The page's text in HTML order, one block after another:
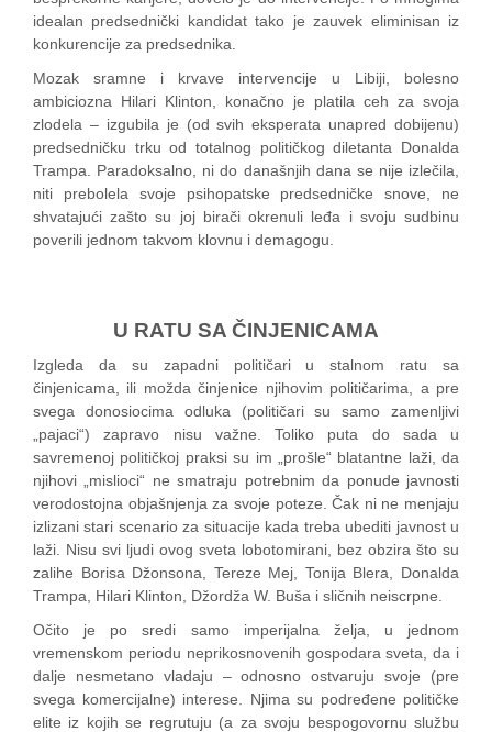
idealan predsednički kandidat tako je zauvek eliminisan iz
konkurencije za predsednika.
Mozak sramne i krvave intervencije u Libiji, bolesno
ambiciozna Hilari Klinton, konačno je platila ceh za svoja
zlodela – izgubila je (od svih eksperata unapred dobijenu)
predsedničku trku od totalnog političkog diletanta Donalda
Trampa. Paradoksalno, ni do današnjih dana se nije izlečila,
niti prebolela svoje psihopatske predsedničke snove, ne
shvatajući zašto su joj birači okrenuli leđa i svoju sudbinu
poverili jednom takvom klovnu i demagogu.
U RATU SA ČINJENICAMA
Izgleda da su zapadni političari u stalnom ratu sa
činjenicama, ili možda činjenice njihovim političarima, a pre
svega donosiocima odluka (političari su samo zamenljivi
„pajaci“) zapravo nisu važne. Toliko puta do sada u
savremenoj političkoj praksi su im „prošle“ blatantne laži, da
njihovi „mislioci“ ne smatraju potrebnim da ponude javnosti
verodostojna objašnjenja za svoje poteze. Čak ni ne menjaju
izlizani stari scenario za situacije kada treba ubediti javnost u
laži. Nisu svi ljudi ovog sveta lobotomirani, bez obzira što su
zalihe Borisa Džonsona, Tereze Mej, Tonija Blera, Donalda
Trampa, Hilari Klinton, Džordža W. Buša i sličnih neiscrpne.
Očito je po sredi samo imperijalna želja, u jednom
vremenskom periodu neprikosnovenih gospodara sveta, da i
dalje nesmetano vladaju – odnosno ostvaruju svoje (pre
svega komercijalne) interese. Njima su podređene političke
elite iz kojih se regrutuju (a za svoju bespogovornu službu